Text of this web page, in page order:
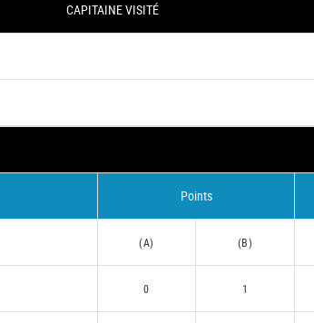
CAPITAINE VISITÉ
Points
(A) (B)
0 1